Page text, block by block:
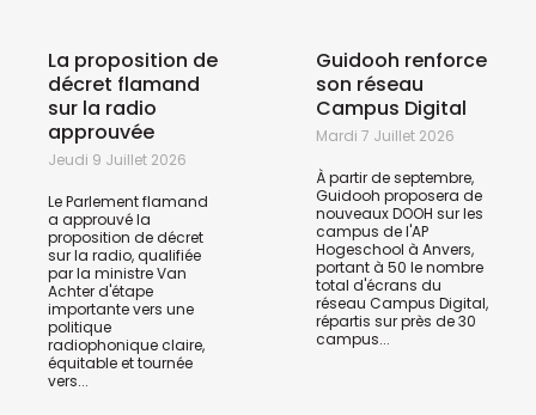
La proposition de
décret flamand
sur la radio
approuvée
Jeudi 9 Juillet 2026
Le Parlement flamand
a approuvé la
proposition de décret
sur la radio, qualifiée
par la ministre Van
Achter d'étape
importante vers une
politique
radiophonique claire,
équitable et tournée
vers...
Guidooh renforce
son réseau
Campus Digital
Mardi 7 Juillet 2026
À partir de septembre,
Guidooh proposera de
nouveaux DOOH sur les
campus de l'AP
Hogeschool à Anvers,
portant à 50 le nombre
total d'écrans du
réseau Campus Digital,
répartis sur près de 30
campus...